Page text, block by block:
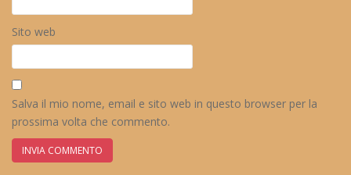
Sito web
Salva il mio nome, email e sito web in questo browser per la
prossima volta che commento.